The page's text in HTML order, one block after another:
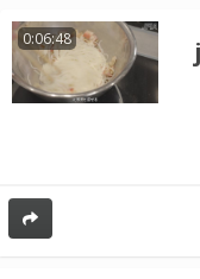
0:06:48